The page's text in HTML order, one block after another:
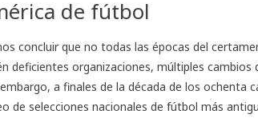
de fútbol
concluir que no todas las épocas del
deficientes organizaciones, múltiples cambios
a finales de la década de los ochenta
de selecciones nacionales de fútbol más